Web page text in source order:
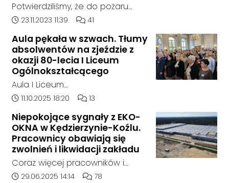
Potwierdziliśmy, że do pożaru
doszło w hali, w której nielegalnie
chemiczne.
Data dodania artykułu:
23.11.2023 11:39 Liczba komentarzy artykułu:
41
Aula pękała w szwach. Tłumy
absolwentów na zjeździe z
okazji 80-lecia I Liceum
Ogólnokształcącego
Aula I Liceum
Ogólnokształcącego im. Henryka
w sobotnie przedpołudnie
dosłownie pękała w szwach. Na
wyjątkowy zjazd absolwentów z
okazji jubileuszu 80-lecia szkoły
przyjechali ludzie z różnych
Data dodania artykułu:
11.10.2025 18:20 Liczba komentarzy artykułu:
13
Niepokojące sygnały z EKO-
OKNA w Kędzierzynie-Koźlu.
Pracownicy obawiają się
zwolnień i likwidacji zakładu
Coraz więcej pracowników i
mieszkańców zgłasza się do
Data dodania artykułu:
29.06.2025 14:14 Liczba komentarzy artykułu:
78